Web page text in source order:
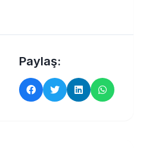
Paylaş: